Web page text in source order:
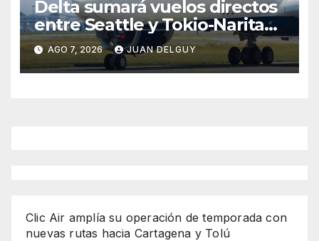
Delta sumará vuelos directos
entre Seattle y Tokio-Narita
desde marzo de 2027
AGO 7, 2026 JUAN DELGUY
Clic Air amplía su operación de temporada con
nuevas rutas hacia Cartagena y Tolú